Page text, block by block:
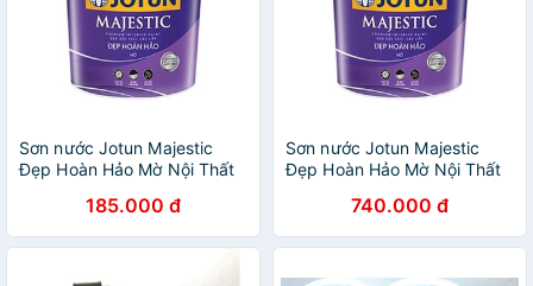
Sơn nước Jotun Majestic
Đẹp Hoàn Hảo Mờ Nội Thất
185.000 đ
Sơn nước Jotun Majestic
Đẹp Hoàn Hảo Mờ Nội Thất
740.000 đ